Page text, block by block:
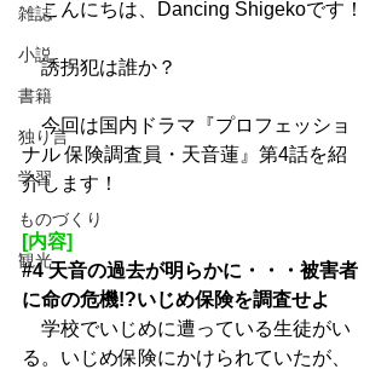
雑誌
小説
書籍
独り言
学習
ものづくり
観光
こんにちは、Dancing Shigekoです！
誘拐犯は誰か？
今回は国内ドラマ『プロフェッショ
ナル 保険調査員・天音蓮』第4話を紹
介します！
[内容]
#4 天音の過去が明らかに・・・被害者
に命の危機!?いじめ保険を調査せよ
学校でいじめに遭っている生徒がい
る。いじめ保険にかけられていたが、